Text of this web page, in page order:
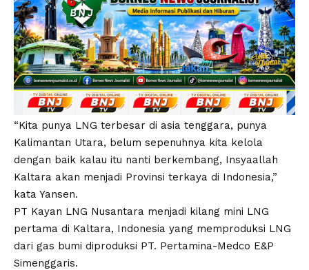
“Kita punya LNG terbesar di asia tenggara, punya
Kalimantan Utara, belum sepenuhnya kita kelola
dengan baik kalau itu nanti berkembang, Insyaallah
Kaltara akan menjadi Provinsi terkaya di Indonesia,”
kata Yansen.
PT Kayan LNG Nusantara menjadi kilang mini LNG
pertama di Kaltara, Indonesia yang memproduksi LNG
dari gas bumi diproduksi PT. Pertamina-Medco E&P
Simenggaris.